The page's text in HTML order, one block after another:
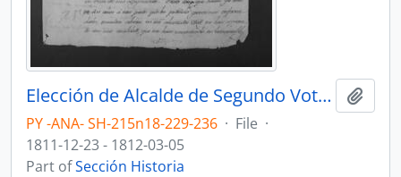
Elección de Alcalde de Segundo Voto del Cabildo de la Villa del Pilar.
PY -ANA- SH-215n18-229-236 · File ·
1811-12-23 - 1812-03-05
Part ofSección Historia